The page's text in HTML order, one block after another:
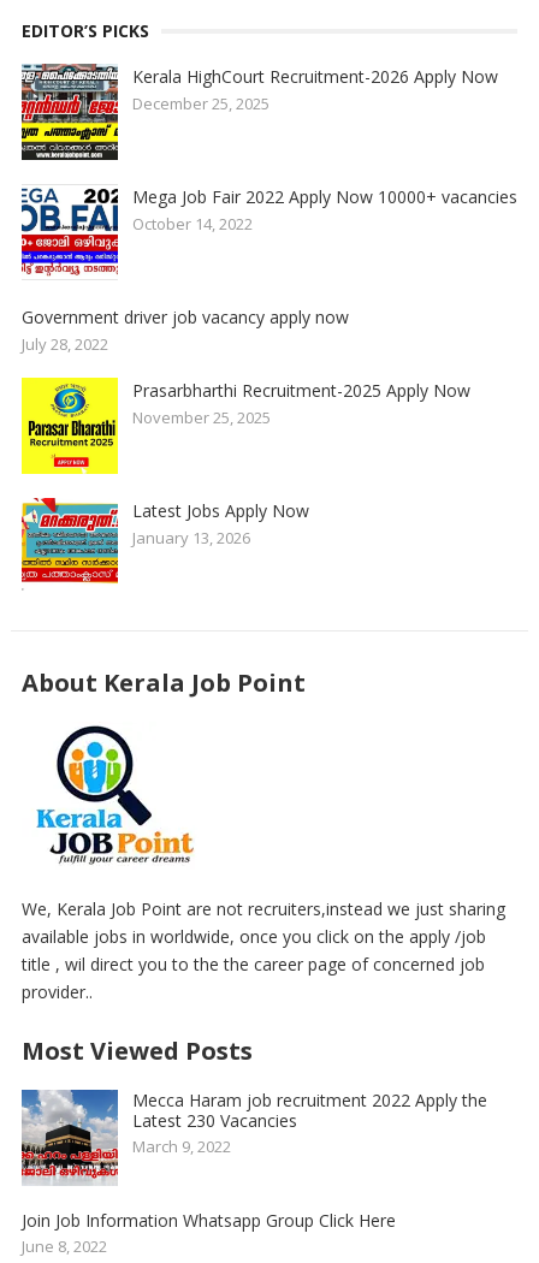
EDITOR’S PICKS
Kerala HighCourt Recruitment-2026 Apply Now
December 25, 2025
Mega Job Fair 2022 Apply Now 10000+ vacancies
October 14, 2022
Government driver job vacancy apply now
July 28, 2022
Prasarbharthi Recruitment-2025 Apply Now
November 25, 2025
Latest Jobs Apply Now
January 13, 2026
About Kerala Job Point
We, Kerala Job Point are not recruiters,instead we just sharing
available jobs in worldwide, once you click on the apply /job
title , wil direct you to the the career page of concerned job
provider..
Most Viewed Posts
Mecca Haram job recruitment 2022 Apply the
Latest 230 Vacancies
March 9, 2022
Join Job Information Whatsapp Group Click Here
June 8, 2022